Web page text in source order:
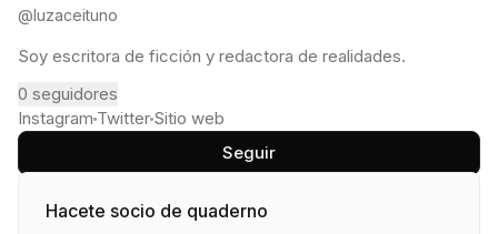
@luzaceituno
Soy escritora de ficción y redactora de realidades.
0 seguidores
Instagram Twitter Sitio web
Seguir
Hacete socio de quaderno